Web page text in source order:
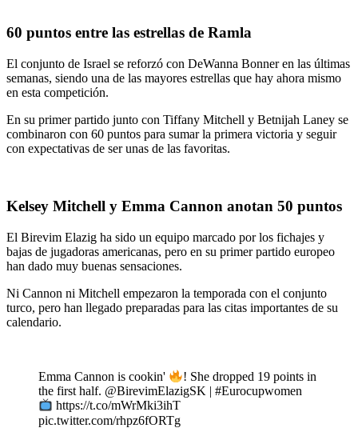
60 puntos entre las estrellas de Ramla
El conjunto de Israel se reforzó con DeWanna Bonner en las últimas
semanas, siendo una de las mayores estrellas que hay ahora mismo
en esta competición.
En su primer partido junto con Tiffany Mitchell y Betnijah Laney se
combinaron con 60 puntos para sumar la primera victoria y seguir
con expectativas de ser unas de las favoritas.
Kelsey Mitchell y Emma Cannon anotan 50 puntos
El Birevim Elazig ha sido un equipo marcado por los fichajes y
bajas de jugadoras americanas, pero en su primer partido europeo
han dado muy buenas sensaciones.
Ni Cannon ni Mitchell empezaron la temporada con el conjunto
turco, pero han llegado preparadas para las citas importantes de su
calendario.
Emma Cannon is cookin'
! She dropped 19 points in
the first half. @BirevimElazigSK | #Eurocupwomen
https://t.co/mWrMki3ihT
pic.twitter.com/rhpz6fORTg